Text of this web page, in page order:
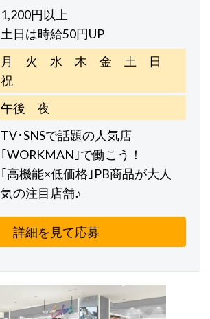
1,200円以上
土日は時給50円UP
月 火 水 木 金 土 日
祝
午後 夜
TV･SNSで話題の人気店
｢WORKMAN｣で働こう！
｢高機能×低価格｣PB商品が大人
気の注目店舗♪
詳細を見て応募